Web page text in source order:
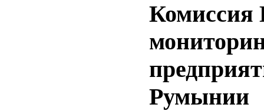
Комиссия
Румынии